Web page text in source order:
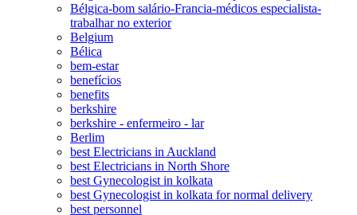
Bélgica-bom salário-Francia-médicos especialista-
trabalhar no exterior
Belgium
Bélica
bem-estar
benefícios
benefits
berkshire
berkshire - enfermeiro - lar
Berlim
best Electricians in Auckland
best Electricians in North Shore
best Gynecologist in kolkata
best Gynecologist in kolkata for normal delivery
best personnel